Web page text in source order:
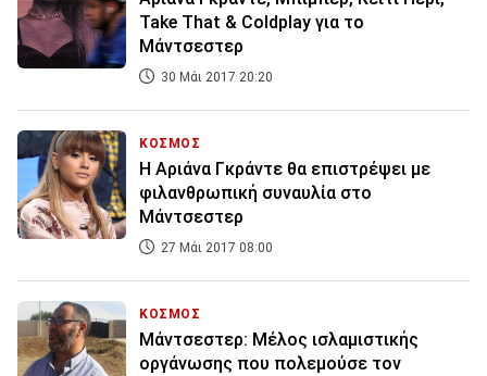
Take That & Coldplay για το
Μάντσεστερ
30 Μάι 2017 20:20
ΚΟΣΜΟΣ
Η Αριάνα Γκράντε θα επιστρέψει με
φιλανθρωπική συναυλία στο
Μάντσεστερ
27 Μάι 2017 08:00
ΚΟΣΜΟΣ
Μάντσεστερ: Μέλος ισλαμιστικής
οργάνωσης που πολεμούσε τον